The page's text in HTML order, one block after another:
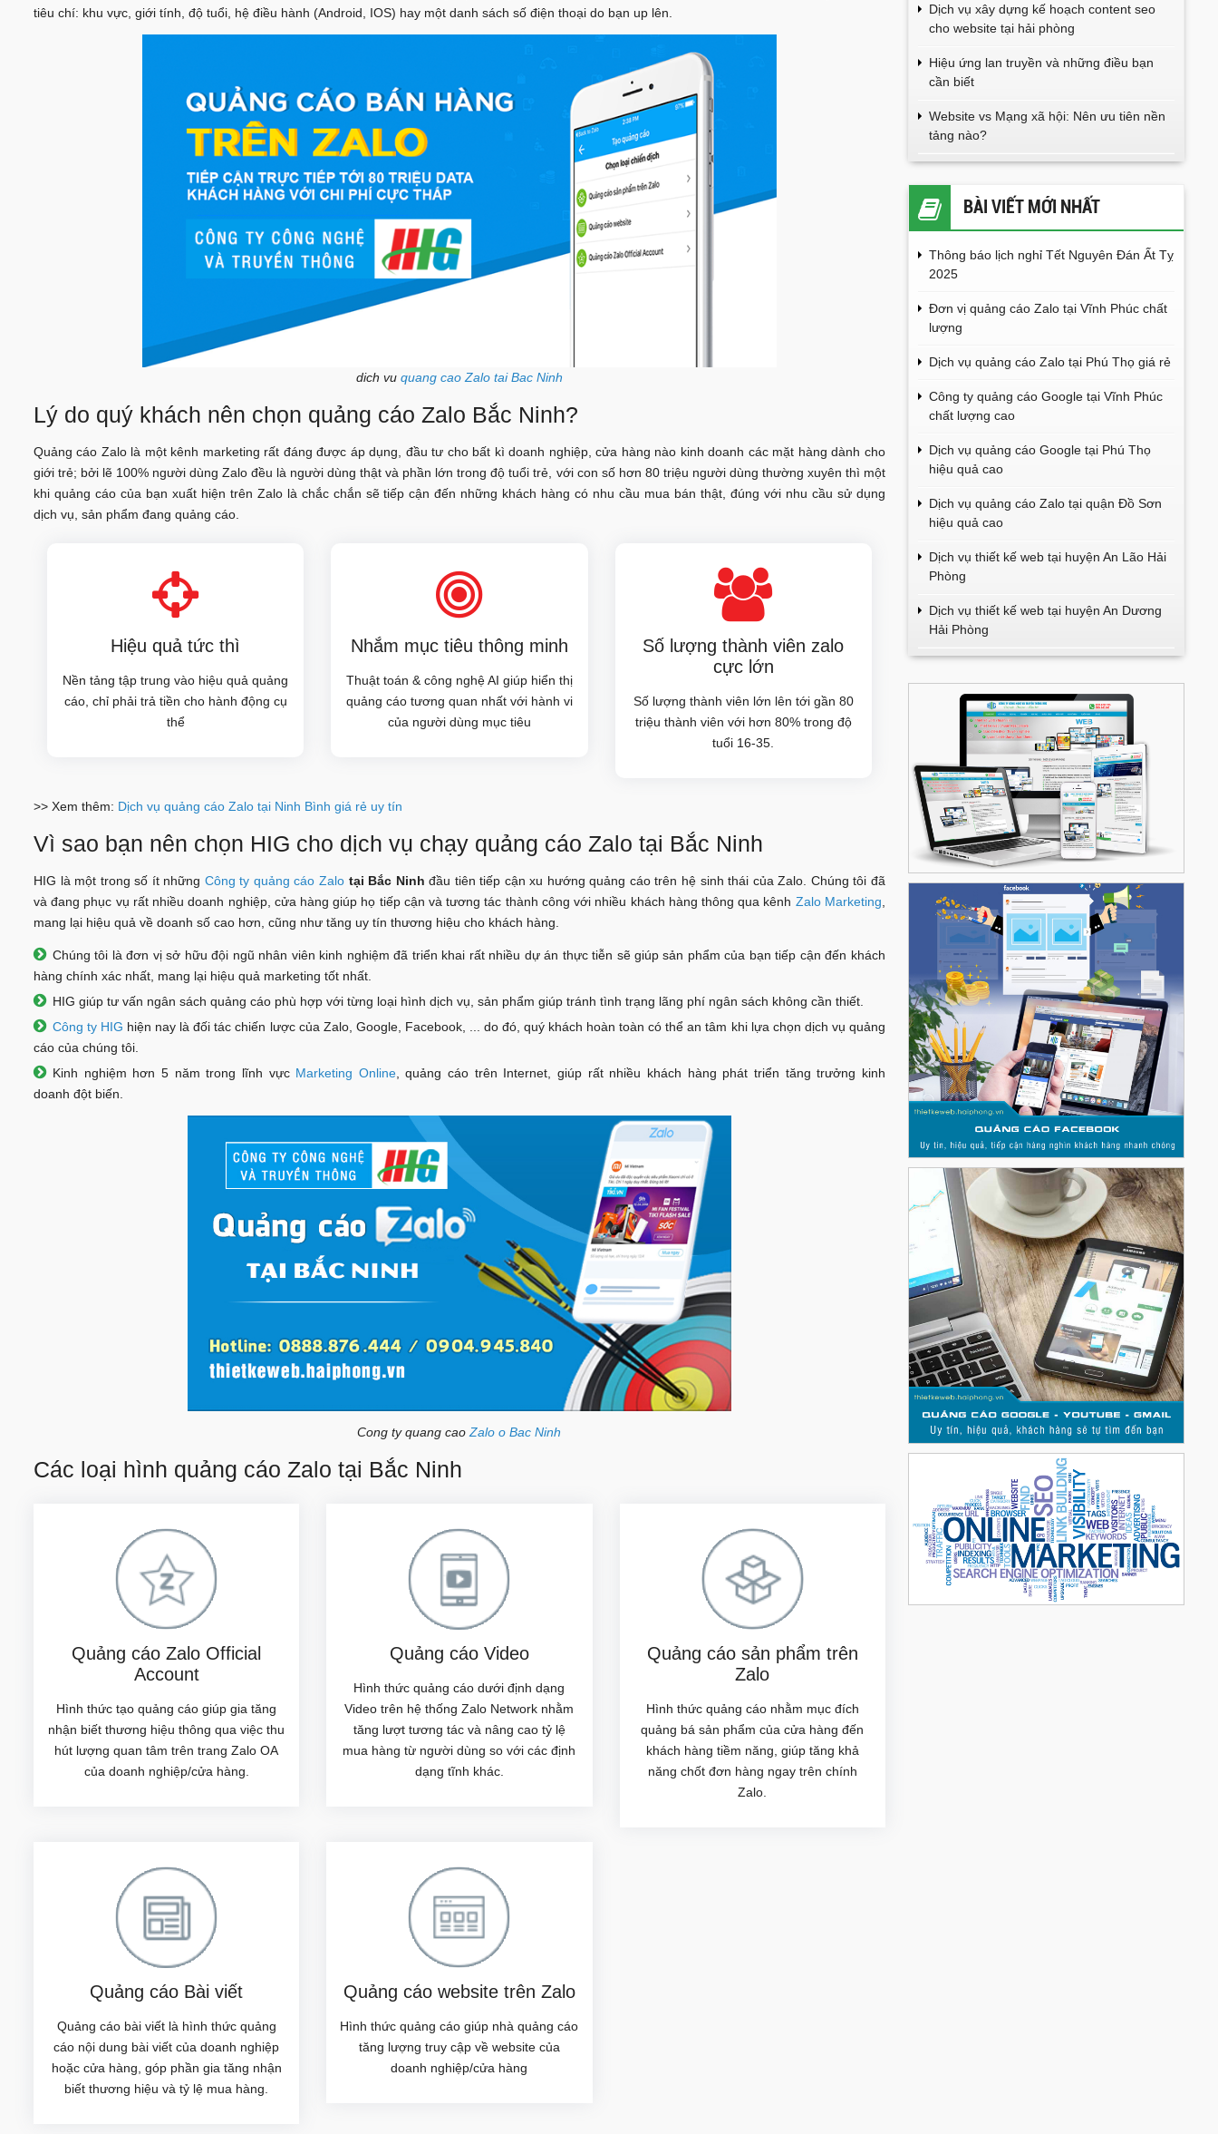
tiêu chí: khu vực, giới tính, độ tuổi, hệ điều hành (Android, IOS) hay một danh sách số điện thoại do bạn up lên.
dich vu quang cao Zalo tai Bac Ninh
Lý do quý khách nên chọn quảng cáo Zalo Bắc Ninh?
Quảng cáo Zalo là một kênh marketing rất đáng được áp dụng, đầu tư cho bất kì doanh nghiệp, cửa hàng nào kinh doanh các mặt hàng dành cho
giới trẻ; bởi lẽ 100% người dùng Zalo đều là người dùng thật và phần lớn trong độ tuổi trẻ, với con số hơn 80 triệu người dùng thường xuyên thì một
khi quảng cáo của bạn xuất hiện trên Zalo là chắc chắn sẽ tiếp cận đến những khách hàng có nhu cầu mua bán thật, đúng với nhu cầu sử dụng
dịch vụ, sản phẩm đang quảng cáo.
Hiệu quả tức thì
Nền tảng tập trung vào hiệu quả quảng
cáo, chỉ phải trả tiền cho hành động cụ
thể
Nhắm mục tiêu thông minh
Thuật toán & công nghệ AI giúp hiển thị
quảng cáo tương quan nhất với hành vi
của người dùng mục tiêu
Số lượng thành viên zalo
cực lớn
Số lượng thành viên lớn lên tới gần 80
triệu thành viên với hơn 80% trong độ
tuổi 16-35.
>> Xem thêm: Dịch vụ quảng cáo Zalo tại Ninh Bình giá rẻ uy tín
Vì sao bạn nên chọn HIG cho dịch vụ chạy quảng cáo Zalo tại Bắc Ninh
HIG là một trong số ít những Công ty quảng cáo Zalotại Bắc Ninh đầu tiên tiếp cận xu hướng quảng cáo trên hệ sinh thái của Zalo. Chúng tôi đã
và đang phục vụ rất nhiều doanh nghiệp, cửa hàng giúp họ tiếp cận và tương tác thành công với nhiều khách hàng thông qua kênh Zalo Marketing,
mang lại hiệu quả về doanh số cao hơn, cũng như tăng uy tín thương hiệu cho khách hàng.
Chúng tôi là đơn vị sở hữu đội ngũ nhân viên kinh nghiệm đã triển khai rất nhiều dự án thực tiễn sẽ giúp sản phẩm của bạn tiếp cận đến khách
hàng chính xác nhất, mang lại hiệu quả marketing tốt nhất.
HIG giúp tư vấn ngân sách quảng cáo phù hợp với từng loại hình dịch vụ, sản phẩm giúp tránh tình trạng lãng phí ngân sách không cần thiết.
Công ty HIG hiện nay là đối tác chiến lược của Zalo, Google, Facebook, ... do đó, quý khách hoàn toàn có thể an tâm khi lựa chọn dịch vụ quảng
cáo của chúng tôi.
Kinh nghiệm hơn 5 năm trong lĩnh vực Marketing Online, quảng cáo trên Internet, giúp rất nhiều khách hàng phát triển tăng trưởng kinh
doanh đột biến.
Cong ty quang caoZalo o Bac Ninh
Các loại hình quảng cáo Zalo tại Bắc Ninh
Quảng cáo Zalo Official
Account
Hình thức tạo quảng cáo giúp gia tăng
nhận biết thương hiệu thông qua việc thu
hút lượng quan tâm trên trang Zalo OA
của doanh nghiệp/cửa hàng.
Quảng cáo Video
Hình thức quảng cáo dưới định dạng
Video trên hệ thống Zalo Network nhằm
tăng lượt tương tác và nâng cao tỷ lệ
mua hàng từ người dùng so với các định
dạng tĩnh khác.
Quảng cáo sản phẩm trên
Zalo
Hình thức quảng cáo nhằm mục đích
quảng bá sản phẩm của cửa hàng đến
khách hàng tiềm năng, giúp tăng khả
năng chốt đơn hàng ngay trên chính
Zalo.
Quảng cáo Bài viết
Quảng cáo bài viết là hình thức quảng
cáo nội dung bài viết của doanh nghiệp
hoặc cửa hàng, góp phần gia tăng nhận
biết thương hiệu và tỷ lệ mua hàng.
Quảng cáo website trên Zalo
Hình thức quảng cáo giúp nhà quảng cáo
tăng lượng truy cập về website của
doanh nghiệp/cửa hàng
Dịch vụ xây dựng kế hoạch content seo
cho website tại hải phòng
Hiệu ứng lan truyền và những điều bạn
cần biết
Website vs Mạng xã hội: Nên ưu tiên nền
tảng nào?
BÀI VIẾT MỚI NHẤT
Thông báo lịch nghỉ Tết Nguyên Đán Ất Tỵ
2025
Đơn vị quảng cáo Zalo tại Vĩnh Phúc chất
lượng
Dịch vụ quảng cáo Zalo tại Phú Thọ giá rẻ
Công ty quảng cáo Google tại Vĩnh Phúc
chất lượng cao
Dịch vụ quảng cáo Google tại Phú Thọ
hiệu quả cao
Dịch vụ quảng cáo Zalo tại quận Đồ Sơn
hiệu quả cao
Dịch vụ thiết kế web tại huyện An Lão Hải
Phòng
Dịch vụ thiết kế web tại huyện An Dương
Hải Phòng